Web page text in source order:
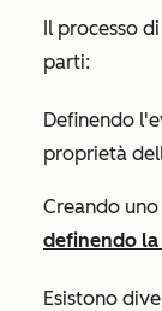
Il processo
parti:
Definendo
proprietà
Creando
definendo la
Esistono